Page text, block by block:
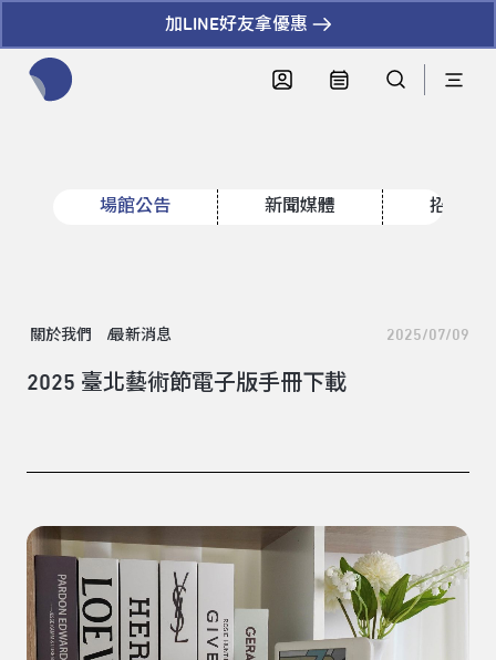
加LINE好友拿優惠
場館公告 新聞媒體 招標資
關於我們 最新消息 2025/07/09
2025 臺北藝術節電子版手冊下載